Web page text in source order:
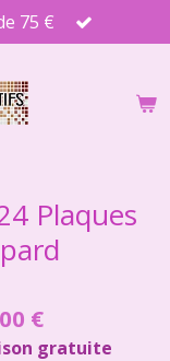
75 €
Plaques
€
gratuite